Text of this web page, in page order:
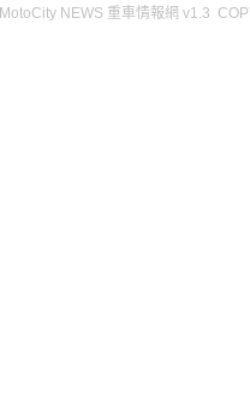
MotoCity NEWS 重車情報網 v1.3